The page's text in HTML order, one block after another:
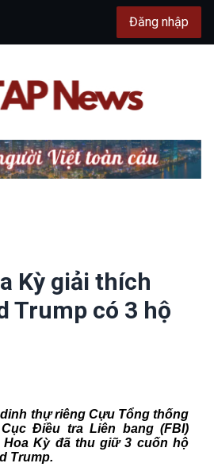
Đăng nhập
Kỳ giải thích
Trump có 3 hộ
thự riêng Cựu Tổng thống
Điều tra Liên bang (FBI)
Kỳ đã thu giữ 3 cuốn hộ
Trump.